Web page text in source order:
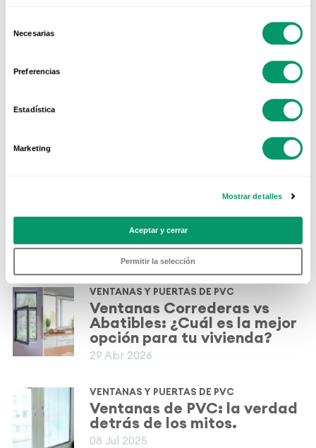
de
Necesarias
Preferencias
Estadística
Marketing
Mostrar detalles
Aceptar y cerrar
Permitir la selección
ARTÍCULOS RELACIONADOS
¿Ventanas abiertas o
mejor forma de mantener tu
casa fresca
01 Jul 2026
VENTANAS Y PUERTAS DE PVC
Ventanas Correderas vs
Abatibles: ¿Cuál es la mejor
opción para tu vivienda?
29 Abr 2026
VENTANAS Y PUERTAS DE PVC
Ventanas de PVC: la verdad
detrás de los mitos.
08 Jul 2025